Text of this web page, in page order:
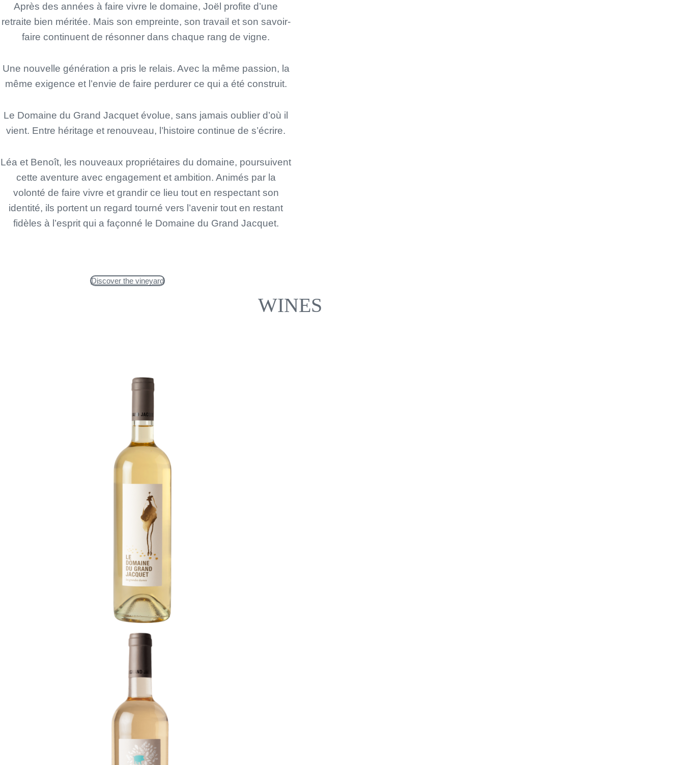
Après des années à faire vivre le domaine, Joël profite d’une
retraite bien méritée. Mais son empreinte, son travail et son savoir-
faire continuent de résonner dans chaque rang de vigne.
Une nouvelle génération a pris le relais. Avec la même passion, la
même exigence et l’envie de faire perdurer ce qui a été construit.
Le Domaine du Grand Jacquet évolue, sans jamais oublier d’où il
vient. Entre héritage et renouveau, l’histoire continue de s’écrire.
Léa et Benoît, les nouveaux propriétaires du domaine, poursuivent
cette aventure avec engagement et ambition. Animés par la
volonté de faire vivre et grandir ce lieu tout en respectant son
identité, ils portent un regard tourné vers l’avenir tout en restant
fidèles à l’esprit qui a façonné le Domaine du Grand Jacquet.
Discover the vineyard
WINES